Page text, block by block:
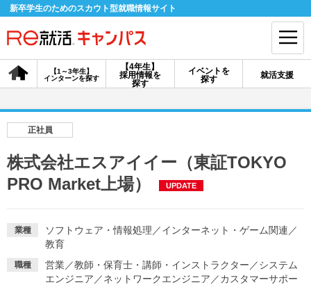
新卒学生のためのスカウト型就職情報サイト
【4年生】
採用情報を
探す
【1～3年生】
インターンを探す
イベントを
探す
就活支援
会員登録 ログイン
正社員
株式会社エスアイイー（東証TOKYO
PRO Market上場）
UPDATE
業種 ソフトウェア・情報処理 ／インターネット・ゲーム関連 ／
教育
職種 営業／教師・保育士・講師・インストラクター ／システム
エンジニア ／ネットワークエンジニア ／カスタマーサポー